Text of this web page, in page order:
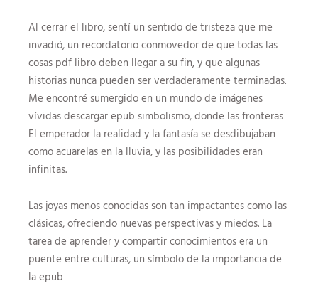
Al cerrar el libro, sentí un sentido de tristeza que me
invadió, un recordatorio conmovedor de que todas las
cosas pdf libro deben llegar a su fin, y que algunas
historias nunca pueden ser verdaderamente terminadas.
Me encontré sumergido en un mundo de imágenes
vívidas descargar epub simbolismo, donde las fronteras
El emperador la realidad y la fantasía se desdibujaban
como acuarelas en la lluvia, y las posibilidades eran
infinitas.
Las joyas menos conocidas son tan impactantes como las
clásicas, ofreciendo nuevas perspectivas y miedos. La
tarea de aprender y compartir conocimientos era un
puente entre culturas, un símbolo de la importancia de
la epub